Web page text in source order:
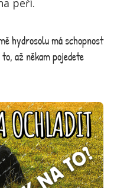
peří.
hydrosolu má schopnost
až někam pojedete